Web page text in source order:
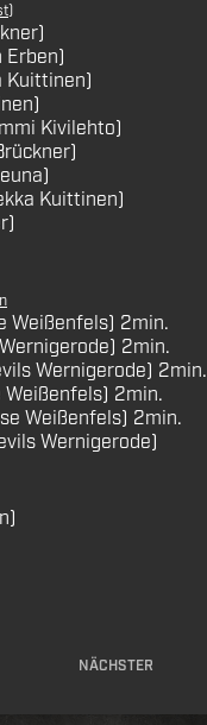
Kuittinen)
Kivilehto)
Kuittinen)
Weißenfels) 2min.
2min.
Wernigerode) 2min.
Weißenfels) 2min.
Weißenfels) 2min.
Wernigerode)
NÄCHSTER